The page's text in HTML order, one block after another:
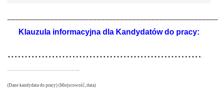
Klauzula informacyjna dla Kandydatów do pracy:
………………………………………………… .
…………………………………………..
(Dane kandydata do pracy) (Miejscowość, data)